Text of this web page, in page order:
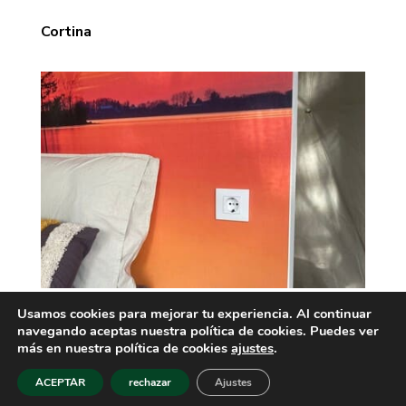
Cortina
Pared
Usamos cookies para mejorar tu experiencia. Al continuar
navegando aceptas nuestra política de cookies. Puedes ver
más en nuestra política de cookies ajustes.
ACEPTAR rechazar Ajustes